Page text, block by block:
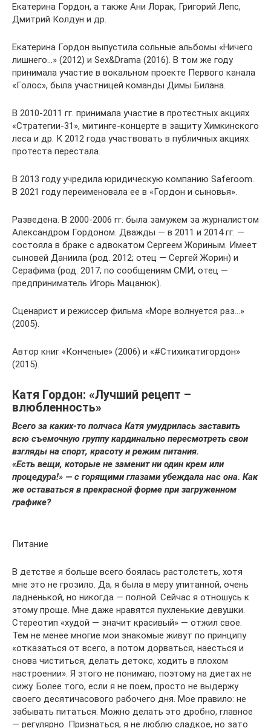
Екатерина Гордон, а также Ани Лорак, Григорий Лепс,
Дмитрий Колдун и др.
Екатерина Гордон выпустила сольные альбомы «Ничего
лишнего…» (2012) и Sex&Drama (2016). В том же году
принимала участие в вокальном проекте Первого канала
«Голос», была участницей команды Димы Билана.
В 2010-2011 гг. принимала участие в протестных акциях
«Стратегии-31», митинге-концерте в защиту Химкинского
леса и др. К 2012 года участвовать в публичных акциях
протеста перестала.
В 2013 году учредила юридическую компанию Saferoom.
В 2021 году переименовала ее в «Гордон и сыновья».
Разведена. В 2000-2006 гг. была замужем за журналистом
Александром Гордоном. Дважды — в 2011 и 2014 гг. —
состояла в браке с адвокатом Сергеем Жориным. Имеет
сыновей Даниила (род. 2012; отец — Сергей Жорин) и
Серафима (род. 2017; по сообщениям СМИ, отец —
предприниматель Игорь Мацанюк).
Сценарист и режиссер фильма «Море волнуется раз…»
(2005).
Автор книг «Конченые» (2006) и «#Стихикатигордон»
(2015).
Катя Гордон: «Лучший рецепт –
влюбленность»
Всего за каких-то полчаса Катя умудрилась заставить
всю съемочную группу кардинально пересмотреть свои
взгляды на спорт, красоту и режим питания.
«Есть вещи, которые не заменит ни один крем или
процедура!» — с горящими глазами убеждала нас она. Как
же оставаться в прекрасной форме при загруженном
графике?
Питание
В детстве я больше всего боялась растолстеть, хотя
мне это не грозило. Да, я была в меру упитанной, очень
ладненькой, но никогда — полной. Сейчас я отношусь к
этому проще. Мне даже нравятся пухленькие девушки.
Стереотип «худой — значит красивый» — отжил свое.
Тем не менее многие мои знакомые живут по принципу
«отказаться от всего, а потом дорваться, наесться и
снова чиститься, делать детокс, ходить в плохом
настроении». Я этого не понимаю, поэтому на диетах не
сижу. Более того, если я не поем, просто не выдержу
своего десятичасового рабочего дня. Мое правило: не
забывать питаться. Можно делать это дробно, главное
— регулярно. Признаться, я не люблю сладкое, но зато